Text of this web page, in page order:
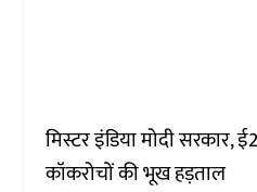
मिस्टर इंडिया मोदी
कॉकरोचों की भूख हड़ताल